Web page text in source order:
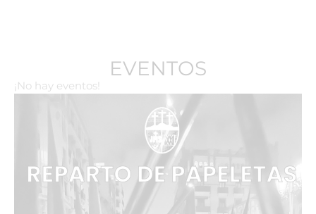
EVENTOS
¡No hay eventos!